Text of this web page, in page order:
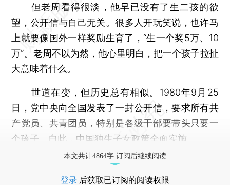
但老周看得很淡，他早已没有了生二孩的欲
望，公开信与自己无关。很多人开玩笑说，也许马
上就要像国外一样奖励生育了，“生一个奖5万、10
万”。老周不以为然，他心里明白，把一个孩子拉扯
大意味着什么。
世道在变，但历史总有相似。1980年9月25
日，党中央向全国发表了一封公开信，要求所有共
产党员、共青团员，特别是各级干部要带头只要一
个孩子。自此，中国独生子女政策全面实施。
本文共计4864字 订阅后继续阅读
登录 后获取已订阅的阅读权限